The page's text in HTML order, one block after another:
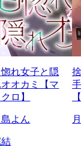
惚れ女子と隠
オカミ【マ
ロ】
島よん